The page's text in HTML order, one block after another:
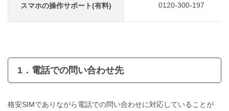
スマホの操作サポート(有料) 0120-300-197
1．電話での問い合わせ先
格安SIMでありながら電話での問い合わせに対応していることが